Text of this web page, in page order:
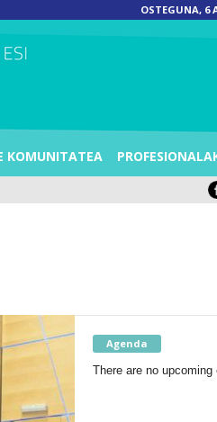
OSTEGUNA, 6
KOMUNITATEA
Agenda
There are no